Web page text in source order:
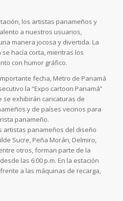
los artistas panameños y
a nuestros usuarios,
manera jocosa y divertida. La
hacía corta, mientras los
con humor gráfico.
fecha, Metro de Panamá
la “Expo cartoon Panamá”
se exhibirán caricaturas de
y de países vecinos para
panameño.
artistas panameños del diseño
Sucre, Peña Morán, Delmiro,
otros, forman parte de la
las 6:00 p.m. En la estación
a las máquinas de recarga,